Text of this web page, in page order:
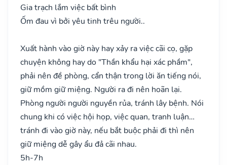
Gia trạch lắm việc bất bình
Ốm đau vì bởi yêu tinh trêu người..
Xuất hành vào giờ này hay xảy ra việc cãi cọ, gặp
chuyện không hay do "Thần khẩu hại xác phầm",
phải nên đề phòng, cẩn thận trong lời ăn tiếng nói,
giữ mồm giữ miệng. Người ra đi nên hoãn lại.
Phòng người người nguyền rủa, tránh lây bệnh. Nói
chung khi có việc hội họp, việc quan, tranh luận…
tránh đi vào giờ này, nếu bắt buộc phải đi thì nên
giữ miệng dễ gây ẩu đả cãi nhau.
5h-7h